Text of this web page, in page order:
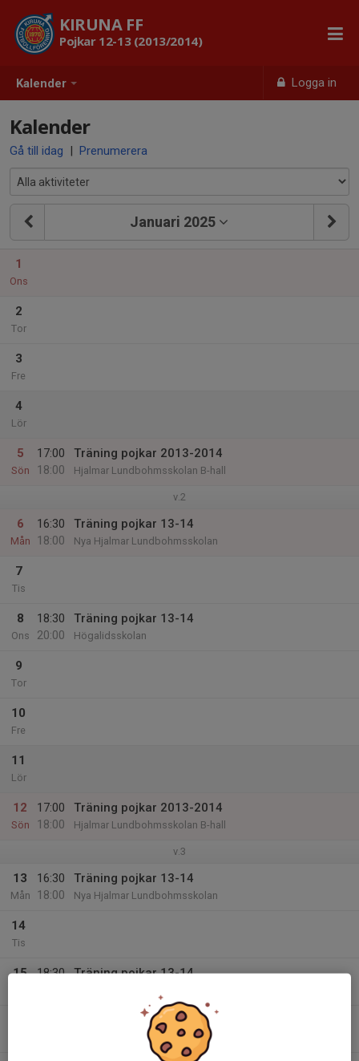
Kalender Logga in
KIRUNA FF
Pojkar 12-13 (2013/2014)
Kalender
Gå till idag | Prenumerera
Januari 2025
1
Ons
2
Tor
3
Fre
4
Lör
5
Sön
17:00
18:00
Träning pojkar 2013-2014
Hjalmar Lundbohmsskolan B-hall
v.2
6
Mån
16:30
18:00
Träning pojkar 13-14
Nya Hjalmar Lundbohmsskolan
7
Tis
8
Ons
18:30
20:00
Träning pojkar 13-14
Högalidsskolan
9
Tor
10
Fre
11
Lör
12
Sön
17:00
18:00
Träning pojkar 2013-2014
Hjalmar Lundbohmsskolan B-hall
v.3
13
Mån
16:30
18:00
Träning pojkar 13-14
Nya Hjalmar Lundbohmsskolan
14
Tis
15
18:30
Träning pojkar 13-14